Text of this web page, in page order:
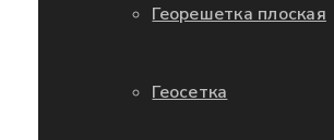
Георешетка плоская
Геосетка